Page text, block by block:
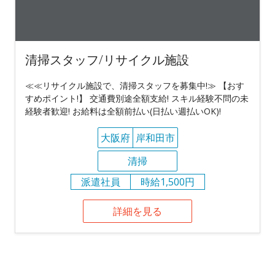
清掃スタッフ/リサイクル施設
≪≪リサイクル施設で、清掃スタッフを募集中!≫ 【おす
すめポイント!】 交通費別途全額支給! スキル経験不問の未
経験者歓迎! お給料は全額前払い(日払い週払いOK)!
大阪府 岸和田市
清掃
派遣社員
時給1,500円
詳細を見る